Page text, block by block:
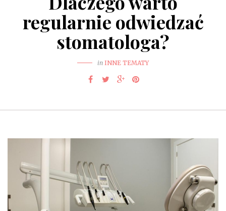
regularnie odwiedzać
stomatologa?
in INNE TEMATY